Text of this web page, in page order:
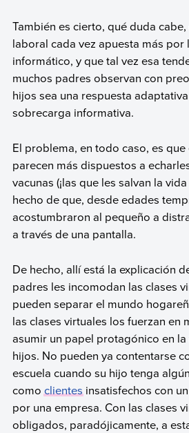
También es cierto, qué duda
laboral cada vez apuesta más por
informático, y que tal vez esa
muchos padres observan con
hijos sea una respuesta
sobrecarga informativa.
El problema, en todo caso, es
parecen más dispuestos a
vacunas (¡las que les salvan la
hecho de que, desde edades
acostumbraron al pequeño a
a través de una pantalla.
De hecho, allí está la explicación
padres les incomodan las clases
pueden separar el mundo
las clases virtuales los fuerzan en
asumir un papel protagónico en
hijos. No pueden ya contentarse
escuela cuando su hijo tenga
como clientes insatisfechos con
por una empresa. Con las clases
obligados, paradójicamente, a